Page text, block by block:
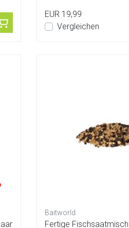
EUR 19,99
Vergleichen
Baitworld
Fertige